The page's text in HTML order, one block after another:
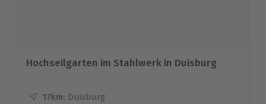
Hochseilgarten im Stahlwerk in Duisburg
17km: Entfernung
Standort
Duisburg